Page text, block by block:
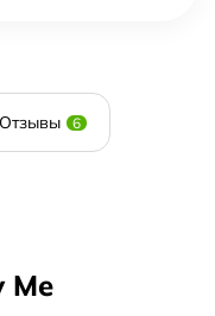
Отзывы 6
Me